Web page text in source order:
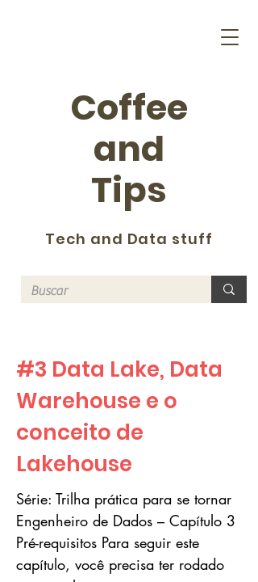
Coffee
and
Tips
Tech and Data stuff
#3 Data Lake, Data
Warehouse e o
conceito de
Lakehouse
Série: Trilha prática para se tornar
Engenheiro de Dados – Capítulo 3
Pré-requisitos Para seguir este
capítulo, você precisa ter rodado